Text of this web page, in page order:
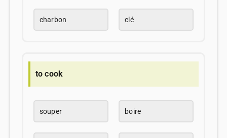
charbon clé
to cook
souper boire